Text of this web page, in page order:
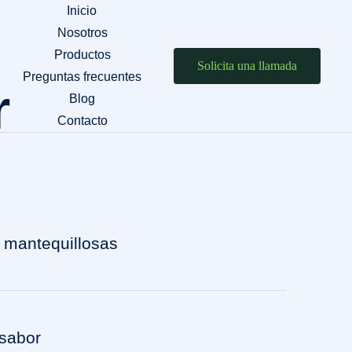
Inicio
Nosotros
Productos
Preguntas frecuentes
Blog
Contacto
Solicita una llamada